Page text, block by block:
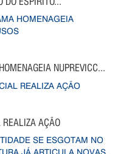
NUPREVICC...
AÇÃO